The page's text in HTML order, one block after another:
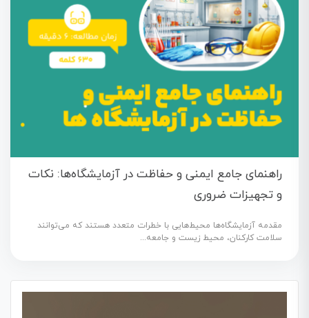
راهنمای جامع ایمنی و حفاظت در آزمایشگاه‌ها: نکات
و تجهیزات ضروری
مقدمه آزمایشگاه‌ها محیط‌هایی با خطرات متعدد هستند که می‌توانند
سلامت کارکنان، محیط زیست و جامعه...